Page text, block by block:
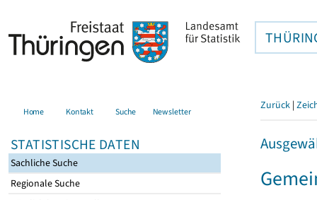
Home Kontakt Suche Newsletter
STATISTISCHE DATEN
Sachliche Suche
Regionale Suche
Zurück |